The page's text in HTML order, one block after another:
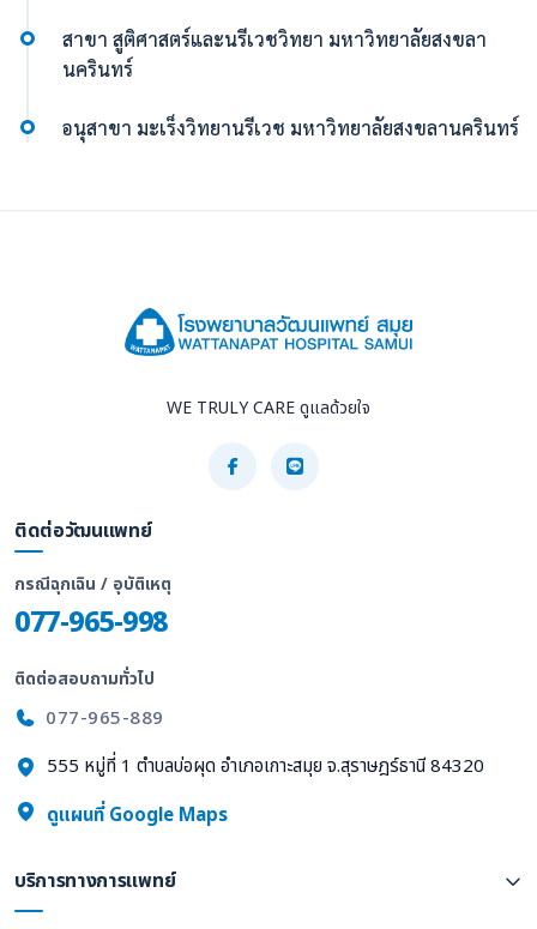
สาขา สูติศาสตร์และนรีเวชวิทยา มหาวิทยาลัยสงขลา
นครินทร์
อนุสาขา มะเร็งวิทยานรีเวช มหาวิทยาลัยสงขลานครินทร์
WE TRULY CARE ดูแลด้วยใจ
ติดต่อวัฒนแพทย์
กรณีฉุกเฉิน / อุบัติเหตุ
077-965-998
ติดต่อสอบถามทั่วไป
077-965-889
555 หมู่ที่ 1 ตำบลบ่อผุด อำเภอเกาะสมุย จ.สุราษฎร์ธานี 84320
ดูแผนที่ Google Maps
บริการทางการแพทย์